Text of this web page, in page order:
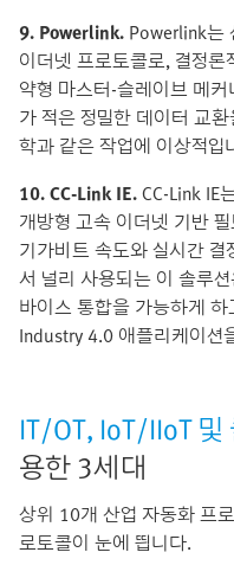
9. Powerlink. Powerlink는
이더넷 프로토콜로, 결정
약형 마스터-슬레이브 메
가 적은 정밀한 데이터 교
학과 같은 작업에 이상적입
10. CC-Link IE.CC-Link IE
개방형 고속 이더넷 기반
기가비트 속도와 실시간
서 널리 사용되는 이 솔루
바이스 통합을 가능하게
Industry 4.0 애플리케이션
IT/OT, IoT/IIoT
용한 3세대
상위 10개 산업 자동화 프
로토콜이 눈에 띕니다.